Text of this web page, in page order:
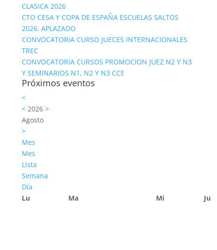
CLASICA 2026
CTO CESA Y COPA DE ESPAÑA ESCUELAS SALTOS
2026. APLAZADO
CONVOCATORIA CURSO JUECES INTERNACIONALES
TREC
CONVOCATORIA CURSOS PROMOCION JUEZ N2 Y N3
Y SEMINARIOS N1, N2 Y N3 CCE
Próximos eventos
<
<2026 >
Agosto
>
Mes
Mes
Lista
Semana
Día
Lu
Ma Mi Ju